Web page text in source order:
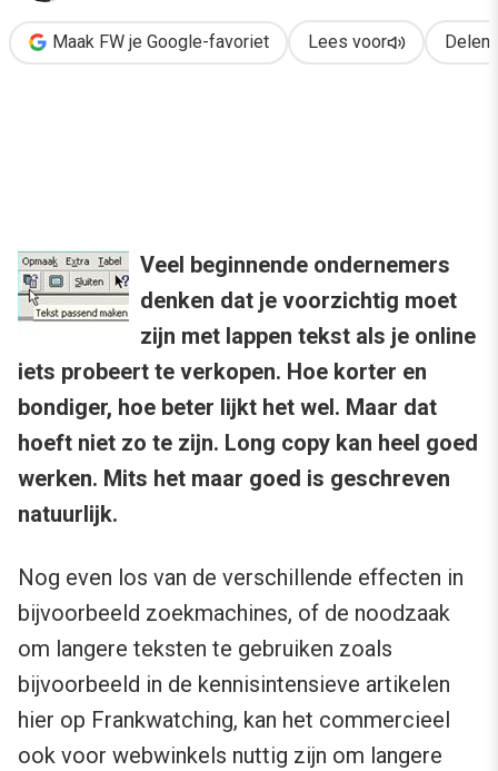
Maak FW je Google-favoriet Lees voor Delen
Veel beginnende ondernemers
denken dat je voorzichtig moet
zijn met lappen tekst als je online
iets probeert te verkopen. Hoe korter en
bondiger, hoe beter lijkt het wel. Maar dat
hoeft niet zo te zijn. Long copy kan heel goed
werken. Mits het maar goed is geschreven
natuurlijk.
Nog even los van de verschillende effecten in
bijvoorbeeld zoekmachines, of de noodzaak
om langere teksten te gebruiken zoals
bijvoorbeeld in de kennisintensieve artikelen
hier op Frankwatching, kan het commercieel
ook voor webwinkels nuttig zijn om langere